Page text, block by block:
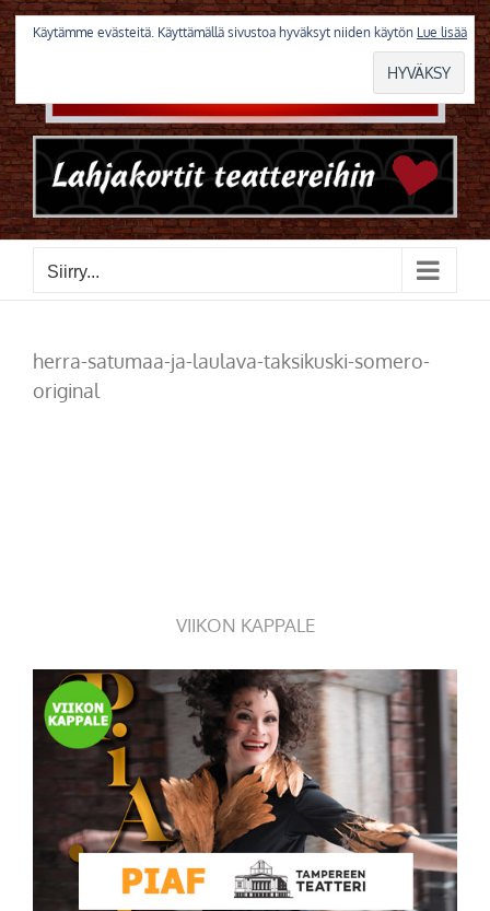
Skip
to
content
Siirry...
herra-satumaa-ja-laulava-taksikuski-somero-
original
VIIKON KAPPALE
Käytämme evästeitä. Käyttämällä sivustoa hyväksyt niiden käytön Lue lisää